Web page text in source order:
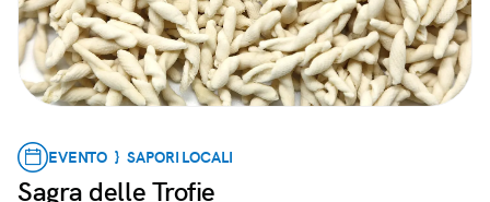
EVENTO } SAPORI LOCALI
Sagra delle Trofie